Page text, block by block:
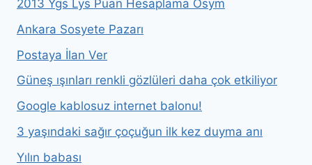
2013 Ygs Lys Puan Hesaplama Ösym
Ankara Sosyete Pazarı
Postaya İlan Ver
Güneş ışınları renkli gözlüleri daha çok etkiliyor
Google kablosuz internet balonu!
3 yaşındaki sağır çoçuğun ilk kez duyma anı
Yılın babası